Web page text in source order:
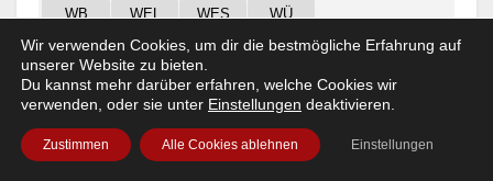
WB WEL WES WÜ
Ausgewählte Kreise anzeigen!
Wir verwenden Cookies, um dir die bestmögliche Erfahrung auf
unserer Website zu bieten.
Du kannst mehr darüber erfahren, welche Cookies wir
verwenden, oder sie unter Einstellungen deaktivieren.
Zustimmen Alle Cookies ablehnen Einstellungen